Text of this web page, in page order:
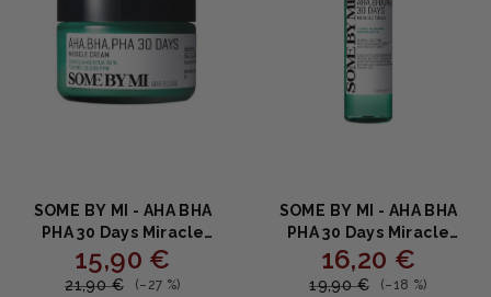
SOME BY MI - AHA BHA
PHA 30 Days Miracle
Cream - Hydratačný a
upokojujúci krém 60g
15,90 €
21,90 € (–27 %)
SOME BY MI - AHA BHA
PHA 30 Days Miracle
Toner - Čistiaci toner pre
problematickú pokožku
16,20 €
19,90 € (–18 %)